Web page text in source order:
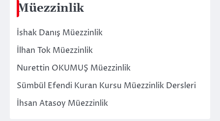
Müezzinlik
İshak Danış Müezzinlik
İlhan Tok Müezzinlik
Nurettin OKUMUŞ Müezzinlik
Sümbül Efendi Kuran Kursu Müezzinlik Dersleri
İhsan Atasoy Müezzinlik